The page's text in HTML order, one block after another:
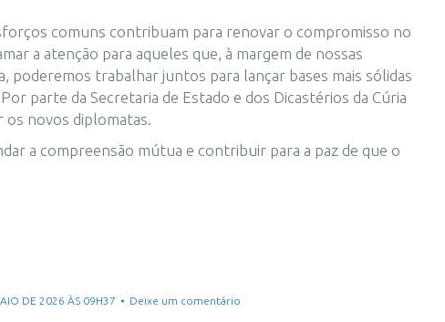
comuns contribuam para renovar o compromisso no
a atenção para aqueles que, à margem de nossas
poderemos trabalhar juntos para lançar bases mais sólidas
parte da Secretaria de Estado e dos Dicastérios da Cúria
os novos diplomatas.
a compreensão mútua e contribuir para a paz de que o
DE 2026 ÀS 09H37 Deixe um comentário